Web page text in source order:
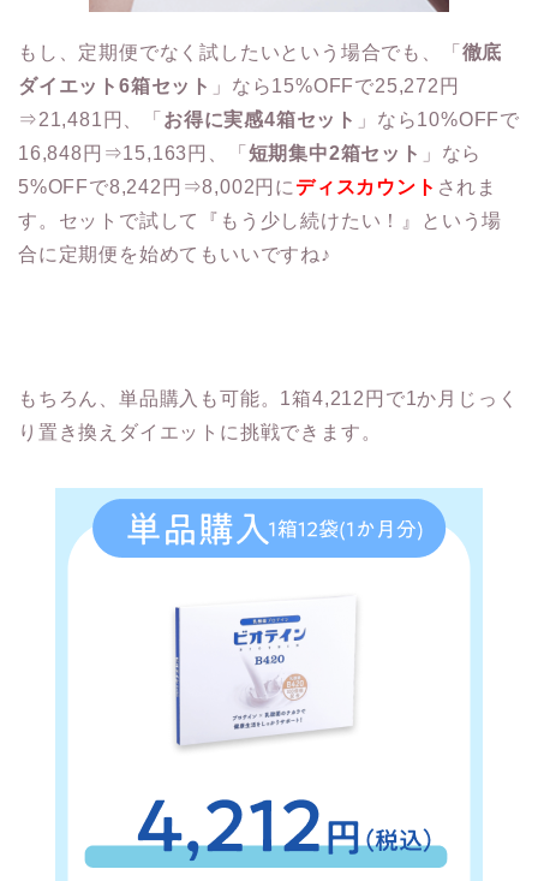
もし、定期便でなく試したいという場合でも、「 徹底
ダイエット6箱セット 」なら15%OFFで25,272円
⇒21,481円、「 お得に実感4箱セット 」なら10%OFFで
16,848円⇒15,163円、「 短期集中2箱セット 」なら
5%OFFで8,242円⇒8,002円にディスカウント されま
す。セットで試して『もう少し続けたい！』という場
合に定期便を始めてもいいですね♪
もちろん、単品購入も可能。1箱4,212円で1か月じっく
り置き換えダイエットに挑戦できます。